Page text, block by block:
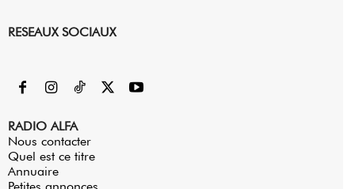
RESEAUX SOCIAUX
RADIO ALFA
Nous contacter
Quel est ce titre
Annuaire